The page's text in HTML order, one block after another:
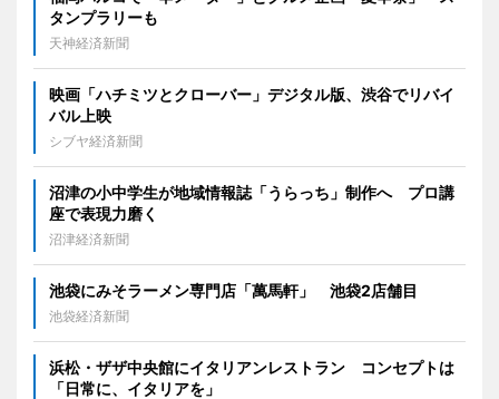
タンプラリーも
天神経済新聞
映画「ハチミツとクローバー」デジタル版、渋谷でリバイ
バル上映
シブヤ経済新聞
沼津の小中学生が地域情報誌「うらっち」制作へ プロ講
座で表現力磨く
沼津経済新聞
池袋にみそラーメン専門店「萬馬軒」 池袋2店舗目
池袋経済新聞
浜松・ザザ中央館にイタリアンレストラン コンセプトは
「日常に、イタリアを」